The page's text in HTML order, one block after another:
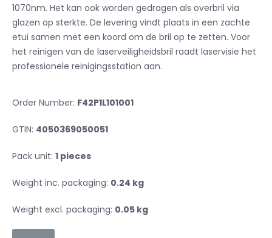
1070nm. Het kan ook worden gedragen als overbril via
glazen op sterkte. De levering vindt plaats in een zachte
etui samen met een koord om de bril op te zetten. Voor
het reinigen van de laserveiligheidsbril raadt laservisie het
professionele reinigingsstation aan.
Order Number: F42P1L101001
GTIN: 4050369050051
Pack unit: 1 pieces
Weight inc. packaging: 0.24 kg
Weight excl. packaging: 0.05 kg